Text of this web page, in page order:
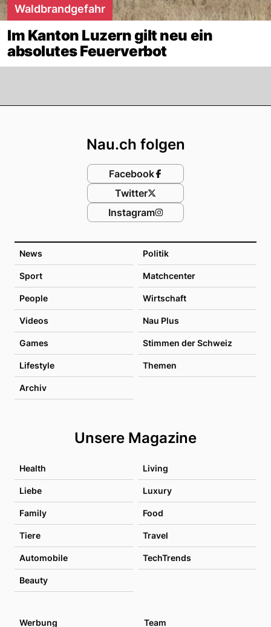
Waldbrandgefahr
Im Kanton Luzern gilt neu ein
absolutes Feuerverbot
News Politik
Sport Matchcenter
People Wirtschaft
Videos Nau Plus
Games Stimmen der Schweiz
Lifestyle Themen
Archiv
Unsere Magazine
Health Living
Liebe Luxury
Family Food
Tiere Travel
Automobile TechTrends
Beauty
Nau.ch folgen
Facebook
Twitter
Instagram
Werbung Team